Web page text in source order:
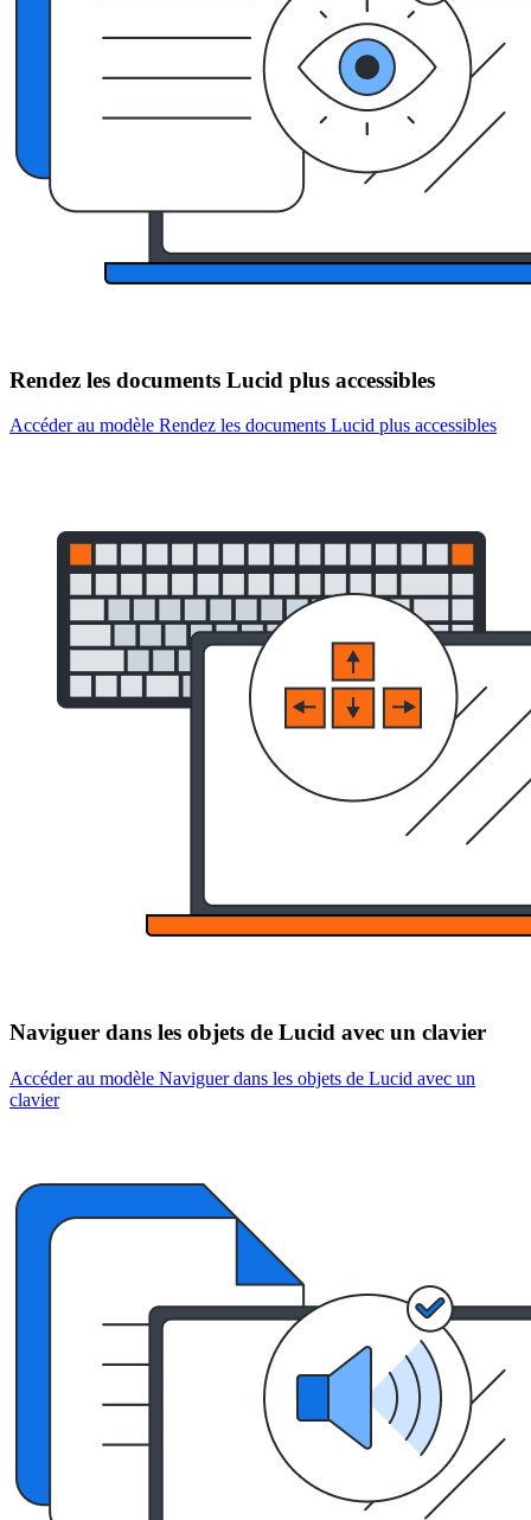
Rendez les documents Lucid plus accessibles
Accéder au modèle Rendez les documents Lucid plus accessibles
Naviguer dans les objets de Lucid avec un clavier
Accéder au modèle Naviguer dans les objets de Lucid avec un
clavier